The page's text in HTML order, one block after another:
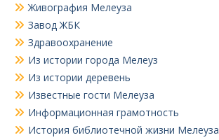
Живография Мелеуза
Завод ЖБК
Здравоохранение
Из истории города Мелеуз
Из истории деревень
Известные гости Мелеуза
Информационная грамотность
История библиотечной жизни Мелеуза